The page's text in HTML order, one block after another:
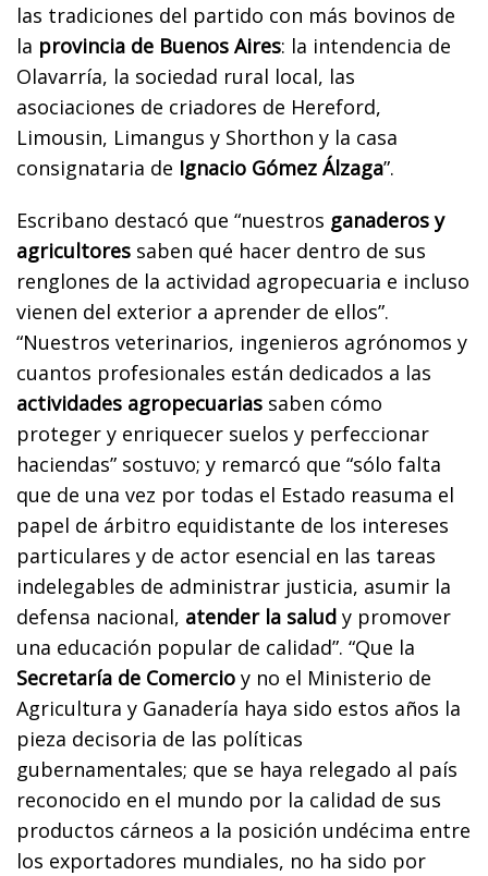
las tradiciones del partido con más bovinos de
la provincia de Buenos Aires: la intendencia de
Olavarría, la sociedad rural local, las
asociaciones de criadores de Hereford,
Limousin, Limangus y Shorthon y la casa
consignataria de Ignacio Gómez Álzaga”.
Escribano destacó que “nuestros ganaderos y
agricultores saben qué hacer dentro de sus
renglones de la actividad agropecuaria e incluso
vienen del exterior a aprender de ellos”.
“Nuestros veterinarios, ingenieros agrónomos y
cuantos profesionales están dedicados a las
actividades agropecuarias saben cómo
proteger y enriquecer suelos y perfeccionar
haciendas” sostuvo; y remarcó que “sólo falta
que de una vez por todas el Estado reasuma el
papel de árbitro equidistante de los intereses
particulares y de actor esencial en las tareas
indelegables de administrar justicia, asumir la
defensa nacional, atender la salud y promover
una educación popular de calidad”. “Que la
Secretaría de Comercio y no el Ministerio de
Agricultura y Ganadería haya sido estos años la
pieza decisoria de las políticas
gubernamentales; que se haya relegado al país
reconocido en el mundo por la calidad de sus
productos cárneos a la posición undécima entre
los exportadores mundiales, no ha sido por